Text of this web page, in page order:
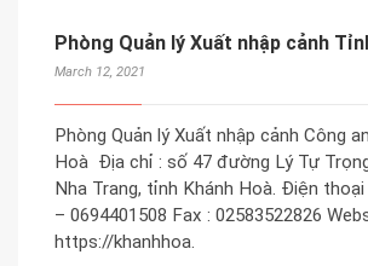
Phòng Quản lý Xuất nhập cảnh
March 12, 2021
Phòng Quản lý Xuất nhập cảnh Công
Hoà Địa chỉ : số 47 đường Lý Tự
Nha Trang, tỉnh Khánh Hoà. Điện thoại
– 0694401508 Fax : 02583522826
https://khanhhoa.